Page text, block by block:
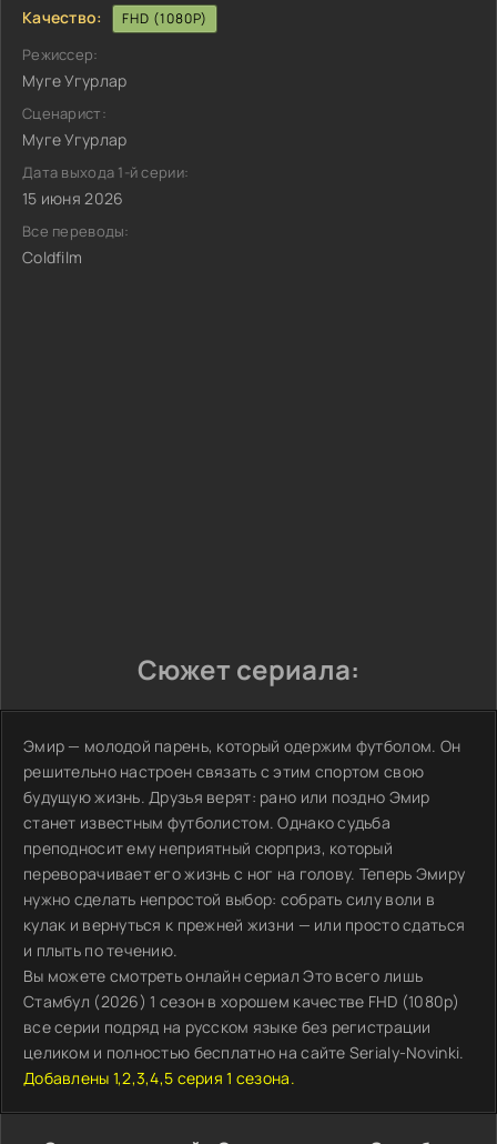
Качество: FHD (1080P)
Режиссер:
Муге Угурлар
Сценарист:
Муге Угурлар
Дата выхода 1-й серии:
15 июня 2026
Все переводы:
Coldfilm
Сюжет сериала:
Эмир — молодой парень, который одержим футболом. Он
решительно настроен связать с этим спортом свою
будущую жизнь. Друзья верят: рано или поздно Эмир
станет известным футболистом. Однако судьба
преподносит ему неприятный сюрприз, который
переворачивает его жизнь с ног на голову. Теперь Эмиру
нужно сделать непростой выбор: собрать силу воли в
кулак и вернуться к прежней жизни — или просто сдаться
и плыть по течению.
Вы можете смотреть онлайн сериал Это всего лишь
Стамбул (2026) 1 сезон в хорошем качестве FHD (1080p)
все серии подряд на русском языке без регистрации
целиком и полностью бесплатно на сайте Serialy-Novinki.
Добавлены 1,2,3,4,5 серия 1 сезона.